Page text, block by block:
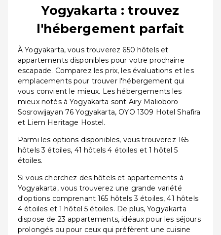
Yogyakarta : trouvez
l'hébergement parfait
À Yogyakarta, vous trouverez 650 hôtels et
appartements disponibles pour votre prochaine
escapade. Comparez les prix, les évaluations et les
emplacements pour trouver l'hébergement qui
vous convient le mieux. Les hébergements les
mieux notés à Yogyakarta sont Airy Malioboro
Sosrowijayan 76 Yogyakarta, OYO 1309 Hotel Shafira
et Liem Heritage Hostel.
Parmi les options disponibles, vous trouverez 165
hôtels 3 étoiles, 41 hôtels 4 étoiles et 1 hôtel 5
étoiles.
Si vous cherchez des hôtels et appartements à
Yogyakarta, vous trouverez une grande variété
d'options comprenant 165 hôtels 3 étoiles, 41 hôtels
4 étoiles et 1 hôtel 5 étoiles. De plus, Yogyakarta
dispose de 23 appartements, idéaux pour les séjours
prolongés ou pour ceux qui préfèrent une cuisine